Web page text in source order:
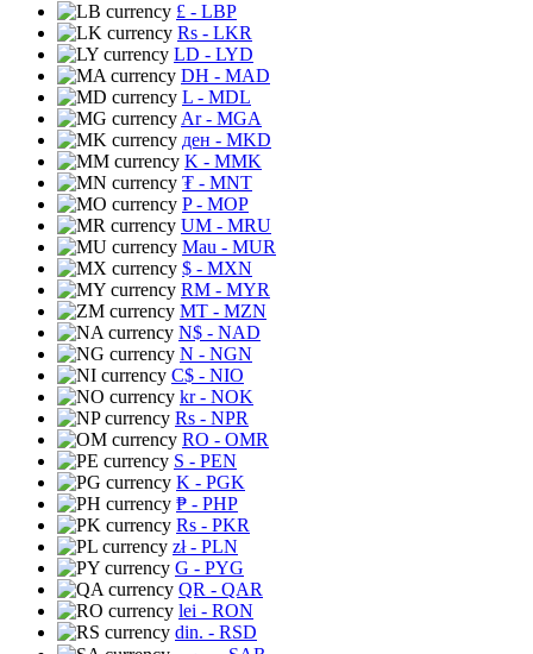
£ - LBP
Rs - LKR
LD - LYD
DH - MAD
L - MDL
Ar- MGA
ден - MKD
K - MMK
₮ - MNT
P- MOP
UM - MRU
Mau - MUR
$ - MXN
RM - MYR
MT - MZN
N$ - NAD
N - NGN
C$ - NIO
kr- NOK
Rs - NPR
RO - OMR
S - PEN
K - PGK
₱ - PHP
Rs - PKR
zł- PLN
G - PYG
QR - QAR
lei - RON
din. - RSD